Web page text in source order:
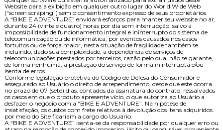
Website para a exibição em qualquer outro lugar do World Wide Web
(“screen scraping”) sem o consentimento expresso de seus proprietários.
A “BIKE E ADVENTURE” envidará esforços para manter seu website no ar,
durante 24 (vinte e quatro) horas por dia sem interrupção, salvo a
impossibilidade de funcionamento integral e ininterrupto do sistema de
telecomunicação ou de informática, por eventos causados nos casos
fortuitos ou de força maior, nesta situação de fragilidade também se
incluindo, dado sua complexidade, a dependência de serviços de
telecomunicações prestados por terceiros, razão pelo qual não se garante,
de forma nenhuma, a prestação do serviço de forma ininterrupta e/ou
isenta de erros.
Conforme legislação protetiva do Código de Defesa do Consumidor é
assegurado ao Usuário o direito de arrependimento, desde que este ocorra
no prazo de 07 (sete) dias, contados da assinatura do contrato, ressalvados
os casos em que o produto apresente vício, o que autoriza ao Usuário a
desfazer o negócio com a “BIKE E ADVENTURE”. Na hipótese de
insatisfação, os custos com frete relativos à devolução dos itens adquiridos
por meio do Site ficariam a cargo do Usuário.
A “BIKE E ADVENTURE” isenta-se da responsabilidade por qualquer erro ou